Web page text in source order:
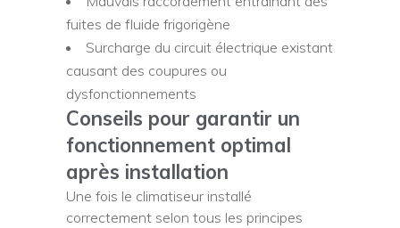
fuites de fluide frigorigène
Surcharge du circuit électrique existant
causant des coupures ou
dysfonctionnements
Conseils pour garantir un
fonctionnement optimal
après installation
Une fois le climatiseur installé
correctement selon tous les principes